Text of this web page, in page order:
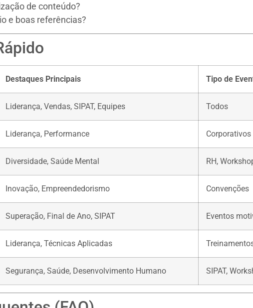
de conteúdo?
e boas referências?
Destaques Principais Tipo de
Liderança, Vendas, SIPAT, Equipes Todos
Liderança, Performance Corporativos
Diversidade, Saúde Mental RH,
Inovação, Empreendedorismo Convenções
Superação, Final de Ano, SIPAT Eventos
Liderança, Técnicas Aplicadas
Segurança, Saúde, Desenvolvimento Humano SIPAT,